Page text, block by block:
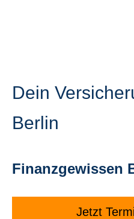
Dein
Berlin
Finanzgewissen
Jetzt